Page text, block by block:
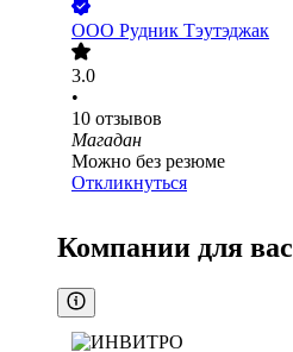
ООО Рудник Тэутэджак
3.0
•
10 отзывов
Магадан
Можно без резюме
Откликнуться
Компании для вас